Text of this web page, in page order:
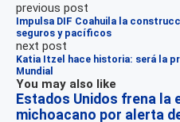
previous post
Impulsa DIF Coahuila la
seguros y pacíficos
next post
Katia Itzel hace historia: será la
Mundial
You may also like
Estados Unidos frena la
michoacano por alerta